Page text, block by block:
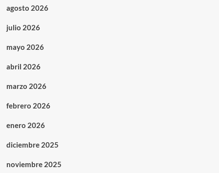
agosto 2026
julio 2026
mayo 2026
abril 2026
marzo 2026
febrero 2026
enero 2026
diciembre 2025
noviembre 2025